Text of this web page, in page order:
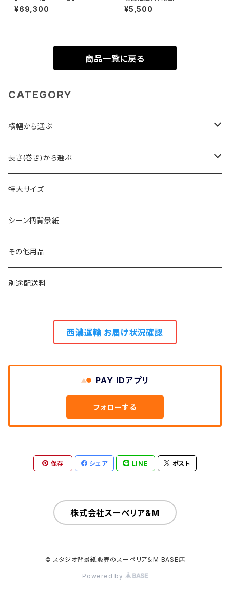
0 全4色 スーペリア背景紙
¥69,300 ¥5,500
商品一覧に戻る
CATEGORY
横幅から選ぶ
2.7m幅
1.75m幅・1.8m幅
1.3m幅
0.9m幅
長さ(巻き)から選ぶ
23m巻き
11m巻き
5.5m巻き
2.7m巻き
特大サイズ
シーン柄背景紙
その他用品
別途配送料
西濃運輸 お届け状況確認
PAY IDアプリ
フォローする
保存 シェア LINE ポスト
株式会社スーペリア&M
© スタジオ背景紙販売のスーペリア＆M BASE店
Powered by